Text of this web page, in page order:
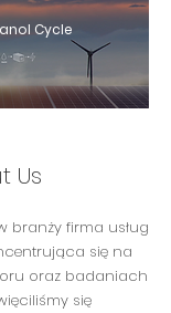
future generation
Cycle
Us
branży firma usług
się na
oraz badaniach
się